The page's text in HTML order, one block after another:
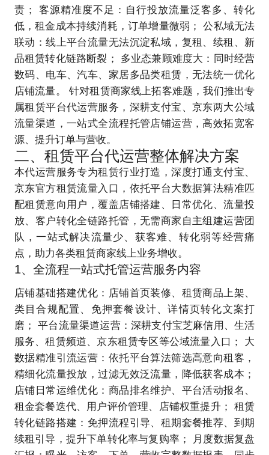
责； 客源精准度不足：自行投放流量泛客多、转化
低，租金成本持续消耗，订单增量微弱； 公私域无法
联动：线上平台流量无法沉淀私域，复租、续租、新
品租赁转化链路断裂； 多业态兼顾难度大：同时经营
数码、电车、汽车、家居多品类租赁，无法统一优化
店铺流量。 针对租赁商家线上拓客难题，我们推出专
属租赁平台代运营服务，深耕支付宝、京东两大公域
流量渠道 ，一站式全流程托管店铺运营，高效拓宽客
源、提升订单与营收。
二、租赁平台代运营整体解决方案
本代运营服务专为租赁行业打造，深度打通支付宝、
京东官方租赁流量入口，依托平台大数据算法精准匹
配租赁意向用户，覆盖店铺搭建、日常优化、流量投
放、客户转化全链路托管，无需商家自主组建运营团
队，一站式解决流量少、获客难、转化弱等经营痛
点，助力各类租赁商家线上业务增收。
1、全流程一站式托管运营服务内容
店铺基础搭建优化：店铺首页装修、租赁商品上架、
类目合规配置、免押套餐设计、详情页转化文案打
磨； 平台流量渠道运营：深耕支付宝芝麻信用、生活
服务、租赁频道、京东租赁专区等公域流量入口； 大
数据精准引流运营：依托平台算法筛选高意向租客，
精细化流量投放，过滤无效泛流量，降低获客成本；
店铺日常运维优化：商品排名维护、平台活动报名、
租金套餐迭代、用户评价管理、店铺权重提升； 租赁
转化链路搭建：免押流程引导、租期套餐推荐、到期
续租引导，提升下单转化率与复购率； 月度数据复盘